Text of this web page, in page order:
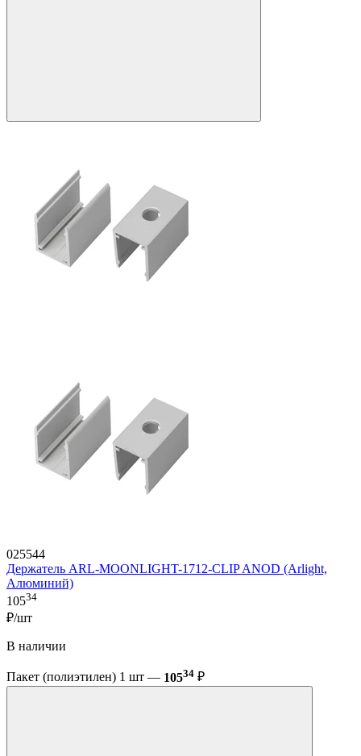
025544
Держатель ARL-MOONLIGHT-1712-CLIP ANOD (Arlight,
Алюминий)
10534
₽/шт
В наличии
Пакет (полиэтилен) 1 шт — 10534 ₽